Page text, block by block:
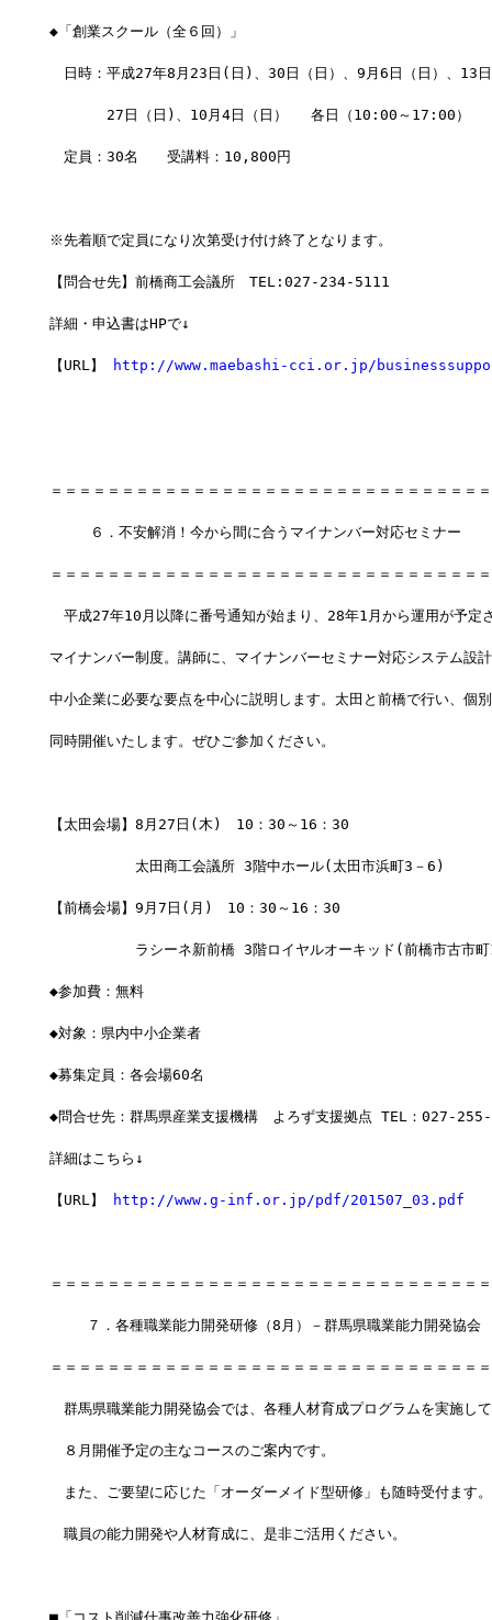
◆「創業スクール（全６回）」
日時：平成27年8月23日(日)、30日（日）、9月6日（日）、13
27日（日)、10月4日（日）　 各日（10:00～17:00）
定員：30名　　受講料：10,800円
※先着順で定員になり次第受け付け終了となります。
【問合せ先】前橋商工会議所　TEL:027-234-5111
詳細・申込書はHPで↓
【URL】 http://www.maebashi-cci.or.jp/
＝＝＝＝＝＝＝＝＝＝＝＝＝＝＝＝＝＝＝＝＝＝＝＝＝＝＝＝＝＝
６．不安解消！今から間に合うマイナンバー対応セミナー
＝＝＝＝＝＝＝＝＝＝＝＝＝＝＝＝＝＝＝＝＝＝＝＝＝＝＝＝＝＝
平成27年10月以降に番号通知が始まり、28年1月から運用が予定
マイナンバー制度。講師に、マイナンバーセミナー対応システム設
中小企業に必要な要点を中心に説明します。太田と前橋で行い、個
同時開催いたします。ぜひご参加ください。
【太田会場】8月27日(木)　10：30～16：30
太田商工会議所 3階中ホール(太田市浜町3－6)
【前橋会場】9月7日(月)　10：30～16：30
ラシーネ新前橋 3階ロイヤルオーキッド(前橋市古市町
◆参加費：無料
◆対象：県内中小企業者
◆募集定員：各会場60名
◆問合せ先：群馬県産業支援機構　よろず支援拠点 TEL：027-
詳細はこちら↓
【URL】 http://www.g-inf.or.jp/pdf/201507_03.pdf
＝＝＝＝＝＝＝＝＝＝＝＝＝＝＝＝＝＝＝＝＝＝＝＝＝＝＝＝＝＝
７．各種職業能力開発研修（8月）－群馬県職業能力開発協会
＝＝＝＝＝＝＝＝＝＝＝＝＝＝＝＝＝＝＝＝＝＝＝＝＝＝＝＝＝＝
群馬県職業能力開発協会では、各種人材育成プログラムを実施し
８月開催予定の主なコースのご案内です。
また、ご要望に応じた「オーダーメイド型研修」も随時受付ます。
職員の能力開発や人材育成に、是非ご活用ください。